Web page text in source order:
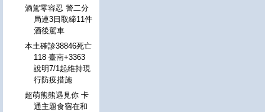
酒駕零容忍 警二分
局連3日取締11件
酒後駕車
本土確診38846死亡
118 臺南+3363
說明7/1起維持現
行防疫措施
超萌熊熊遇見你 卡
通主題食宿在和